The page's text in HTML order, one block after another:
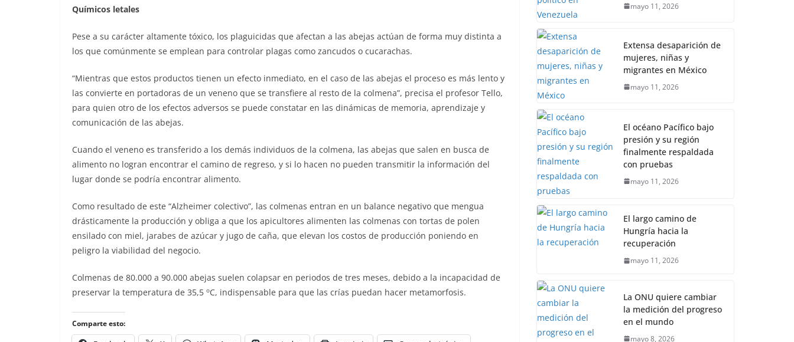
Químicos letales
Pese a su carácter altamente tóxico, los plaguicidas que afectan a las abejas actúan de forma muy distinta a
los que comúnmente se emplean para controlar plagas como zancudos o cucarachas.
“Mientras que estos productos tienen un efecto inmediato, en el caso de las abejas el proceso es más lento y
las convierte en portadoras de un veneno que se transfiere al resto de la colmena”, precisa el profesor Tello,
para quien otro de los efectos adversos se puede constatar en las dinámicas de memoria, aprendizaje y
comunicación de las abejas.
Cuando el veneno es transferido a los demás individuos de la colmena, las abejas que salen en busca de
alimento no logran encontrar el camino de regreso, y si lo hacen no pueden transmitir la información del
lugar donde se podría encontrar alimento.
Como resultado de este “Alzheimer colectivo”, las colmenas entran en un balance negativo que mengua
drásticamente la producción y obliga a que los apicultores alimenten las colmenas con tortas de polen
ensilado con miel, jarabes de azúcar y jugo de caña, que elevan los costos de producción poniendo en
peligro la viabilidad del negocio.
Colmenas de 80.000 a 90.000 abejas suelen colapsar en periodos de tres meses, debido a la incapacidad de
preservar la temperatura de 35,5 oC, indispensable para que las crías puedan hacer metamorfosis.
Comparte esto:
mayo 11, 2026
Extensa desaparición de
mujeres, niñas y
migrantes en México
mayo 11, 2026
El océano Pacífico bajo
presión y su región
finalmente respaldada
con pruebas
mayo 11, 2026
El largo camino de
Hungría hacia la
recuperación
mayo 11, 2026
La ONU quiere cambiar
la medición del progreso
en el mundo
mayo 8, 2026